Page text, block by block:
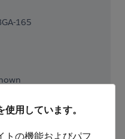
165
用しています。
トの機能およびパフ